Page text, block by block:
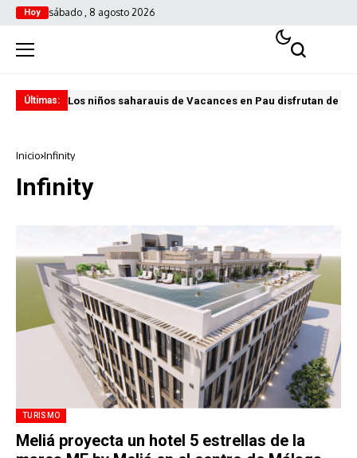
Hoy sábado , 8 agosto 2026
Últimas: Los niños saharauis de Vacances en Pau disfrutan de
Inicio Infinity
Infinity
TURISMO
Meliá proyecta un hotel 5 estrellas de la